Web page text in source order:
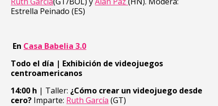
Estrella Peinado (ES)
En Casa Babelia 3.0
Todo el día | Exhibición de videojuegos
centroamericanos
14:00 h | Taller: ¿Cómo crear un videojuego desde
cero? Imparte: Ruth García (GT)